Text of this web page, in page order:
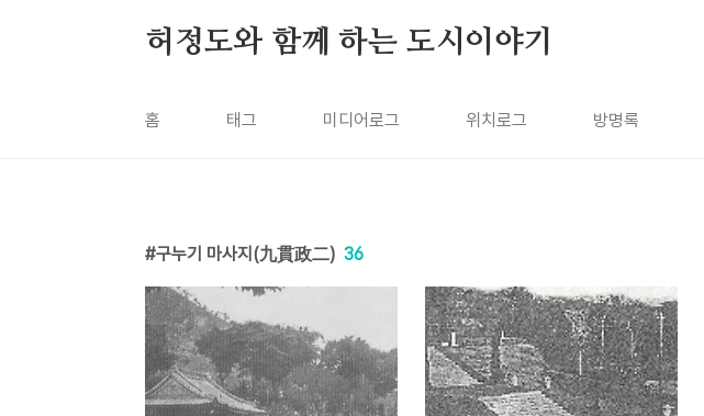
허정도와 함께 하는 도시이야기
홈 태그 미디어로그 위치로그 방명록
구누기 마사지(九貫政二) 36